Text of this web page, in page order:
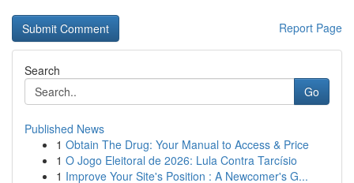
Report Page
Search
Go
Published News
1 Obtain The Drug: Your Manual to Access & Price
1 O Jogo Eleitoral de 2026: Lula Contra Tarcísio
1 Improve Your Site's Position : A Newcomer's G...